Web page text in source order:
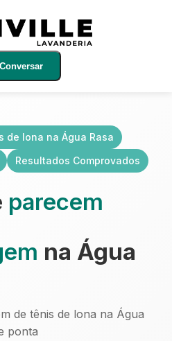
de lona na Água Rasa
Resultados Comprovados
parecem
na Água
de tênis de lona na Água
ponta